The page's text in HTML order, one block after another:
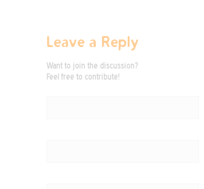
Leave a Reply
Want to join the discussion?
Feel free to contribute!